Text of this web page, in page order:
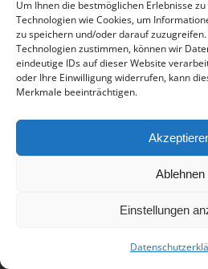
Um Ihnen die bestmöglichen Erlebnisse
Technologien wie Cookies, um
zu speichern und/oder darauf zuzugreifen.
Technologien zustimmen, können wir
eindeutige IDs auf dieser Website
oder Ihre Einwilligung widerrufen, kann
Merkmale beeinträchtigen.
Ablehnen
Einstellungen
Eintrag teilen
© 2017 - Deutsch-Französisches Internat
Datenschutzerklärung